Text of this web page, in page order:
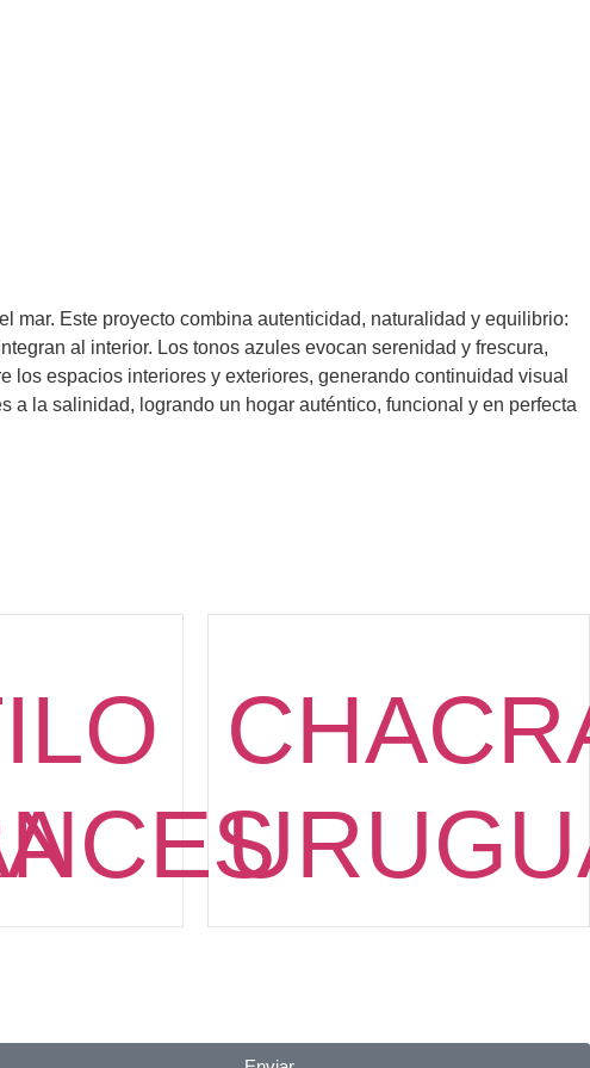
mar. Este proyecto combina autenticidad, naturalidad y equilibrio:
al interior. Los tonos azules evocan serenidad y frescura,
espacios interiores y exteriores, generando continuidad visual
a la salinidad, logrando un hogar auténtico, funcional y en perfecta